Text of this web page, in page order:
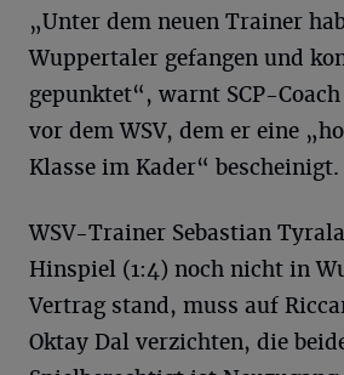
„Unter dem neuen Trainer
Wuppertaler gefangen und
gepunktet“, warnt SCP-
vor dem WSV, dem er eine
Klasse im Kader“ bescheinigt.
WSV-Trainer Sebastian
Hinspiel (1:4) noch nicht in
Vertrag stand, muss auf
Oktay Dal verzichten, die